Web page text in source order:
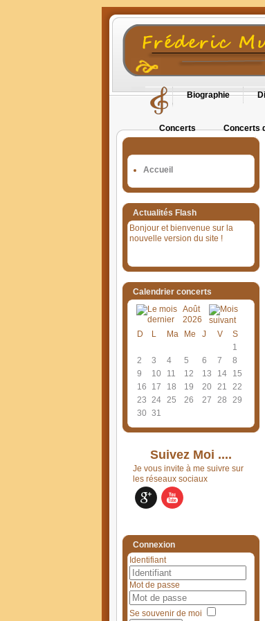
Biographie
Concerts
Concerts
Accueil
Actualités Flash
Bonjour et bienvenue sur la
nouvelle version du site !
Calendrier concerts
Août
2026
D
L Ma Me J V
S
1
2
3 4 5 6 7
8
9
10 11 12 13 14
15
16
17 18 19 20 21
22
23 24 25 26 27 28
29
30 31
Suivez Moi ....
Je vous invite à me suivre sur
les réseaux sociaux
Connexion
Identifiant
Mot de passe
Se souvenir de moi